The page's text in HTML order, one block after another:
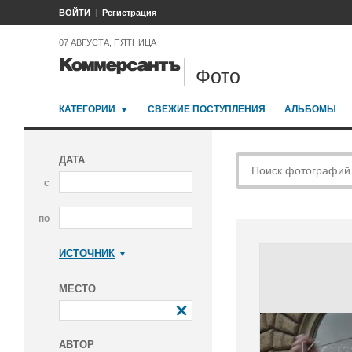
ВОЙТИ Регистрация
07 АВГУСТА, ПЯТНИЦА
Фото
КАТЕГОРИИ СВЕЖИЕ ПОСТУПЛЕНИЯ АЛЬБОМЫ
ДАТА
с
по
ИСТОЧНИК
МЕСТО
АВТОР